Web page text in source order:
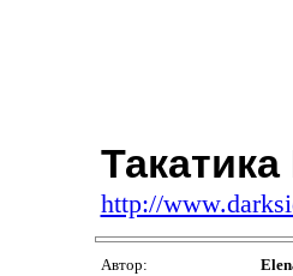
http://
Автор: